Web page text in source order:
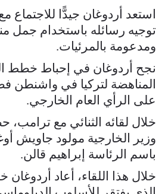
استعد أردوغان جيدًّا
توجيه رسائله باستخدام جمل
ومدعومة بالمرئيات.
نجح أردوغان في إحباط خطط
المناهضة لتركيا في واشنطن
على الرأي العام الخارجي.
خلال لقائه الثنائي مع ترامب،
وزير الخارجية مولود جاويش
باسم الرئاسة إبراهيم قالن.
خلال هذا اللقاء، أعاد